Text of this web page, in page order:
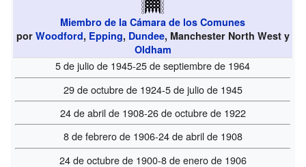
Miembro de la Cámara de los Comunes
por Woodford, Epping, Dundee, Manchester North West y
Oldham
5 de julio de 1945-25 de septiembre de 1964
29 de octubre de 1924-5 de julio de 1945
24 de abril de 1908-26 de octubre de 1922
8 de febrero de 1906-24 de abril de 1908
24 de octubre de 1900-8 de enero de 1906